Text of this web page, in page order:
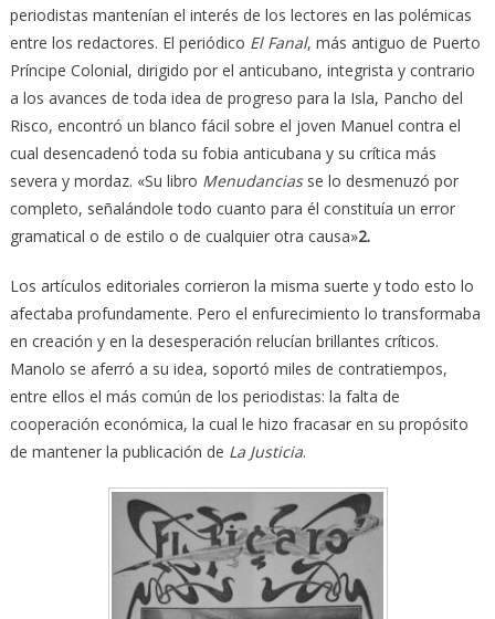
periodistas mantenían el interés de los lectores en las polémicas
entre los redactores. El periódico El Fanal, más antiguo de Puerto
Príncipe Colonial, dirigido por el anticubano, integrista y contrario
a los avances de toda idea de progreso para la Isla, Pancho del
Risco, encontró un blanco fácil sobre el joven Manuel contra el
cual desencadenó toda su fobia anticubana y su crítica más
severa y mordaz. «Su libro Menudancias se lo desmenuzó por
completo, señalándole todo cuanto para él constituía un error
gramatical o de estilo o de cualquier otra causa»2.
Los artículos editoriales corrieron la misma suerte y todo esto lo
afectaba profundamente. Pero el enfurecimiento lo transformaba
en creación y en la desesperación relucían brillantes críticos.
Manolo se aferró a su idea, soportó miles de contratiempos,
entre ellos el más común de los periodistas: la falta de
cooperación económica, la cual le hizo fracasar en su propósito
de mantener la publicación de La Justicia.